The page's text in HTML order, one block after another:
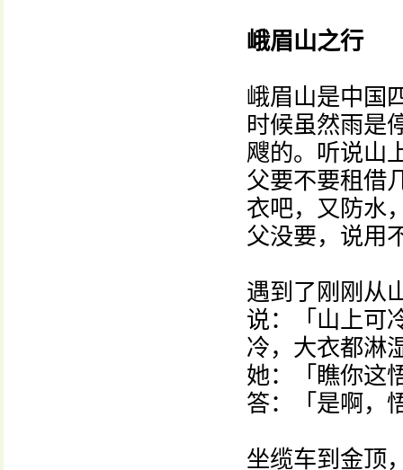
峨眉山之行
峨眉山是中国
时候虽然雨是
飕的。听说山
父要不要租借
衣吧，又防水
父没要，说用
遇到了刚刚从
说：「山上可
冷，大衣都淋
她：「瞧你这
答：「是啊，
坐缆车到金顶